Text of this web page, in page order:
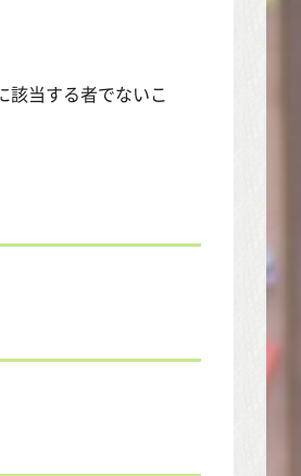
該当する者でないこ